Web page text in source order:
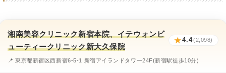
芝クリニック
オラクル美容皮膚科
湘南美容クリニック新宿本院、イテウォンビ
ューティークリニック新大久保院
★4.4(2,098)
📍 東京都新宿区西新宿6-5-1 新宿アイランドタワー24F(新宿駅徒歩10分)